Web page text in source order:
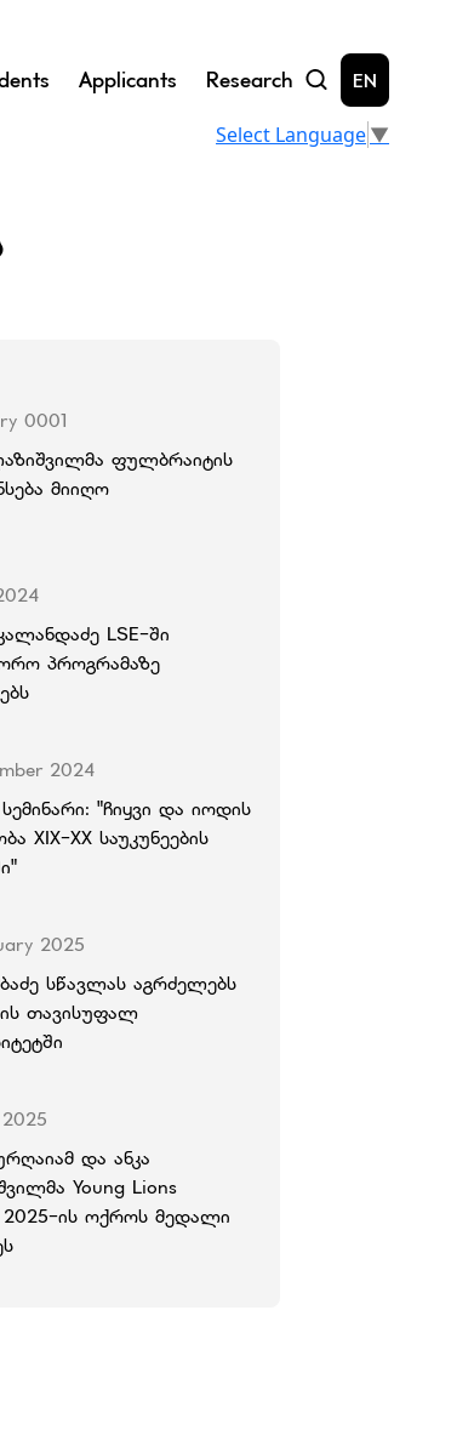
Applicants Research EN
Select Language▼
0001
ფულბრაიტის
მიიღო
LSE-ში
პროგრამაზე
2024
"ჩიყვი და იოდის
XIX-XX საუკუნეების
2025
სწავლას აგრძელებს
თავისუფალ
და ანკა
Young Lions
2025-ის ოქროს მედალი